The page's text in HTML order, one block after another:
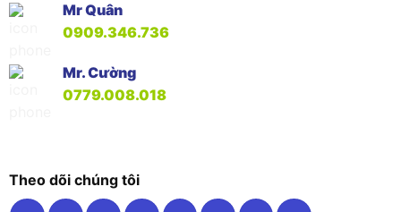
Mr Quân
0909.346.736
Mr. Cường
0779.008.018
Theo dõi chúng tôi